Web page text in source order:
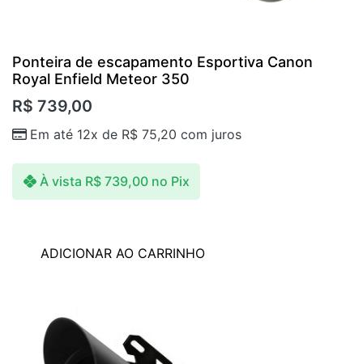
Ponteira de escapamento Esportiva Canon
Royal Enfield Meteor 350
R$ 739,00
Em até 12x de R$ 75,20 com juros
À vista R$739,00 no Pix
ADICIONAR AO CARRINHO